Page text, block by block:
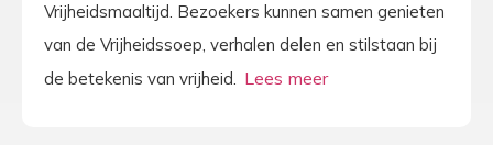
Vrijheidsmaaltijd. Bezoekers kunnen samen genieten
van de Vrijheidssoep, verhalen delen en stilstaan bij
de betekenis van vrijheid.